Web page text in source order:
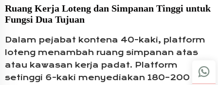
Ruang Kerja Loteng dan Simpanan Tinggi untuk
Fungsi Dua Tujuan
Dalam pejabat kontena 40-kaki, platform
loteng menambah ruang simpanan atas
atau kawasan kerja padat. Platform
setinggi 6-kaki menyediakan 180–200 kaki